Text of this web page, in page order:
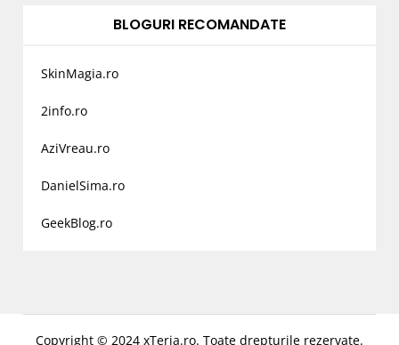
BLOGURI RECOMANDATE
SkinMagia.ro
2info.ro
AziVreau.ro
DanielSima.ro
GeekBlog.ro
Copyright © 2024 xTeria.ro. Toate drepturile rezervate.